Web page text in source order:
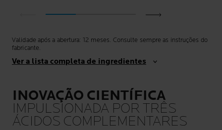
Validade após a abertura: 12 meses. Consulte sempre as instruções do
fabricante.
Ver a lista completa de ingredientes
INOVAÇÃO CIENTÍFICA
IMPULSIONADA POR TRÊS
ÁCIDOS COMPLEMENTARES